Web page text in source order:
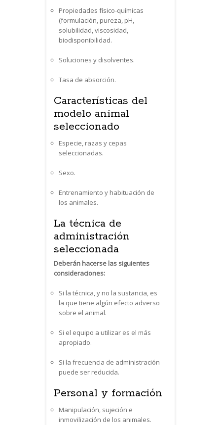
Propiedades físico-químicas
(formulación, pureza, pH,
solubilidad, viscosidad,
biodisponibilidad.
Soluciones y disolventes.
Tasa de absorción.
Características del
modelo animal
seleccionado
Especie, razas y cepas
seleccionadas.
Sexo.
Entrenamiento y habituación de
los animales.
La técnica de
administración
seleccionada
Deberán hacerse las siguientes
consideraciones:
Si la técnica, y no la sustancia, es
la que tiene algún efecto adverso
sobre el animal.
Si el equipo a utilizar es el más
apropiado.
Si la frecuencia de administración
puede ser reducida.
Personal y formación
Manipulación, sujeción e
inmovilización de los animales.